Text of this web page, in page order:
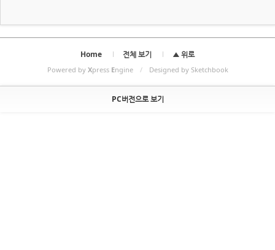
Home 전체 보기 ▲ 위로
Powered by Xpress Engine / Designed by Sketchbook
PC버전으로 보기